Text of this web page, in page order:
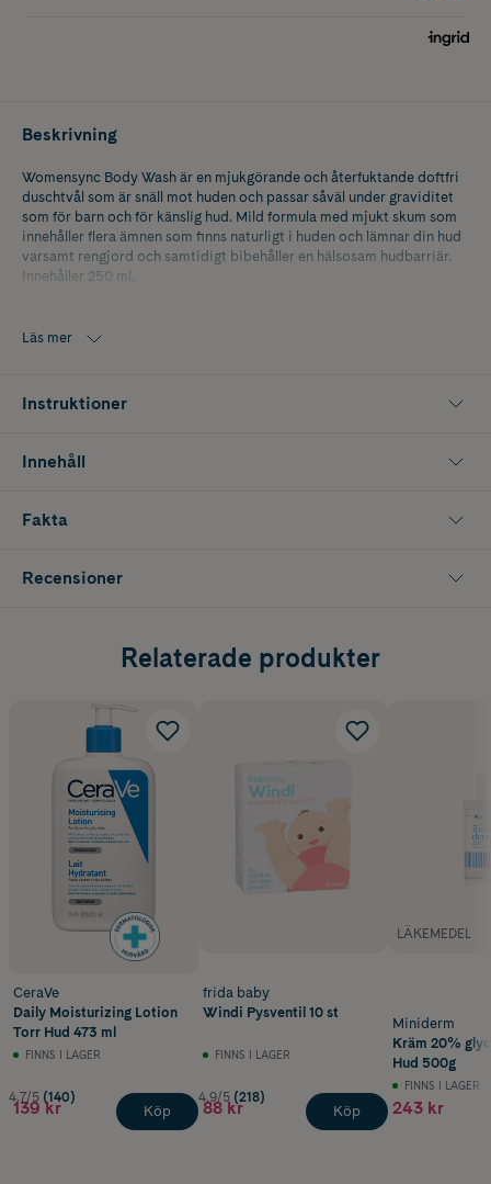
Beskrivning
Womensync Body Wash är en mjukgörande och återfuktande doftfri
duschtvål som är snäll mot huden och passar såväl under graviditet
som för barn och för känslig hud. Mild formula med mjukt skum som
innehåller flera ämnen som finns naturligt i huden och lämnar din hud
varsamt rengjord och samtidigt bibehåller en hälsosam hudbarriär.
Innehåller 250 ml.
Läs mer
Instruktioner
Innehåll
Fakta
Recensioner
Relaterade produkter
CeraVe
Daily Moisturizing Lotion
Torr Hud 473 ml
FINNS I LAGER
4.7/5 (140)
139 kr Köp
frida baby
Windi Pysventil 10 st
FINNS I LAGER
4.9/5 (218)
88 kr Köp
LÄKEMEDEL
Miniderm
Kräm 20%
Hud 500g
FINNS I LAGER
243 kr